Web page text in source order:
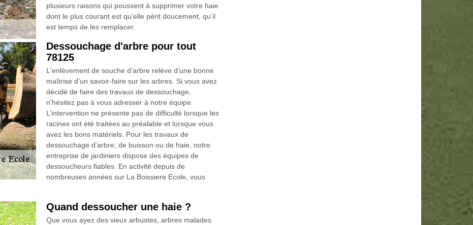
plusieurs raisons qui poussent à supprimer votre haie
dont le plus courant est qu'elle périt doucement, qu’il
est temps de les remplacer.
Dessouchage d'arbre pour tout
78125
L'enlèvement de souche d'arbre relève d’une bonne
maîtrise d’un savoir-faire sur les arbres. Si vous avez
décidé de faire des travaux de dessouchage,
n'hésitez pas à vous adresser à notre équipe.
L’intervention ne présente pas de difficulté lorsque les
racines ont été traitées au préalable et lorsque vous
avez les bons matériels. Pour les travaux de
dessouchage d'arbre, de buisson ou de haie, notre
entreprise de jardiniers dispose des équipes de
dessoucheurs fiables. En activité depuis de
nombreuses années sur La Boissiere Ecole, vous
Quand dessoucher une haie ?
Que vous ayez des vieux arbustes, arbres malades